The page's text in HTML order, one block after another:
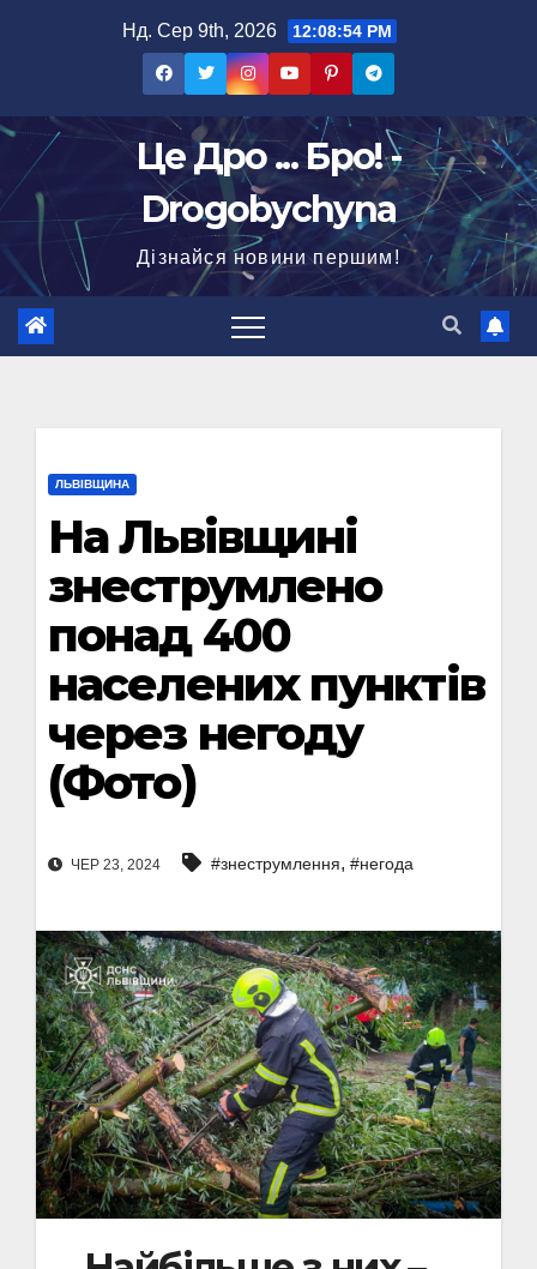
Нд. Сер 9th, 2026 12:08:55 PM
Це Дро ... Бро! -
Drogobychyna
Дізнайся новини першим!
ЛЬВІВЩИНА
На Львівщині
знеструмлено
понад 400
населених пунктів
через негоду
(Фото)
ЧЕР 23, 2024 #знеструмлення, #негода